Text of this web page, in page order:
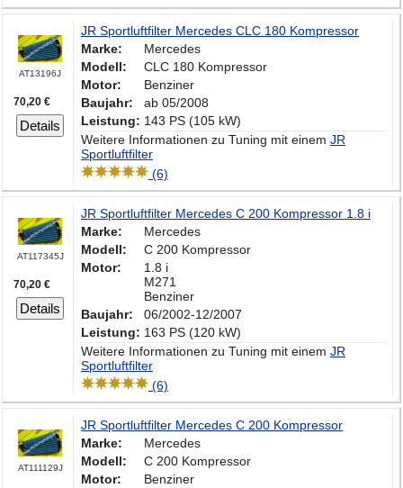
AT13196J
70,20 €
Details
JR Sportluftfilter Mercedes CLC 180 Kompressor
Marke:
Mercedes
Modell:
CLC 180 Kompressor
Motor:
Benziner
Baujahr:
ab 05/2008
Leistung: 143 PS (105 kW)
Weitere Informationen zu Tuning mit einem JR
Sportluftfilter
(6)
AT117345J
70,20 €
Details
JR Sportluftfilter Mercedes C 200 Kompressor 1.8 i
Marke:
Mercedes
Modell:
C 200 Kompressor
Motor:
1.8 i
M271
Benziner
Baujahr:
06/2002-12/2007
Leistung: 163 PS (120 kW)
Weitere Informationen zu Tuning mit einem JR
Sportluftfilter
(6)
AT111129J
JR Sportluftfilter Mercedes C 200 Kompressor
Marke:
Mercedes
Modell:
C 200 Kompressor
Motor:
Benziner